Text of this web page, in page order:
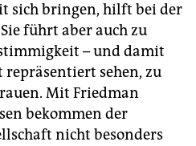
sich bringen, hilft bei der
führt aber auch zu
– und damit
repräsentiert sehen, zu
Mit Friedman
bekommen der
nicht besonders